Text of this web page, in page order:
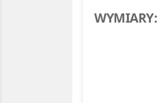
WYMIARY: